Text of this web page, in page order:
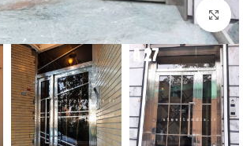
برای بزرگنمایی کلیک کنید